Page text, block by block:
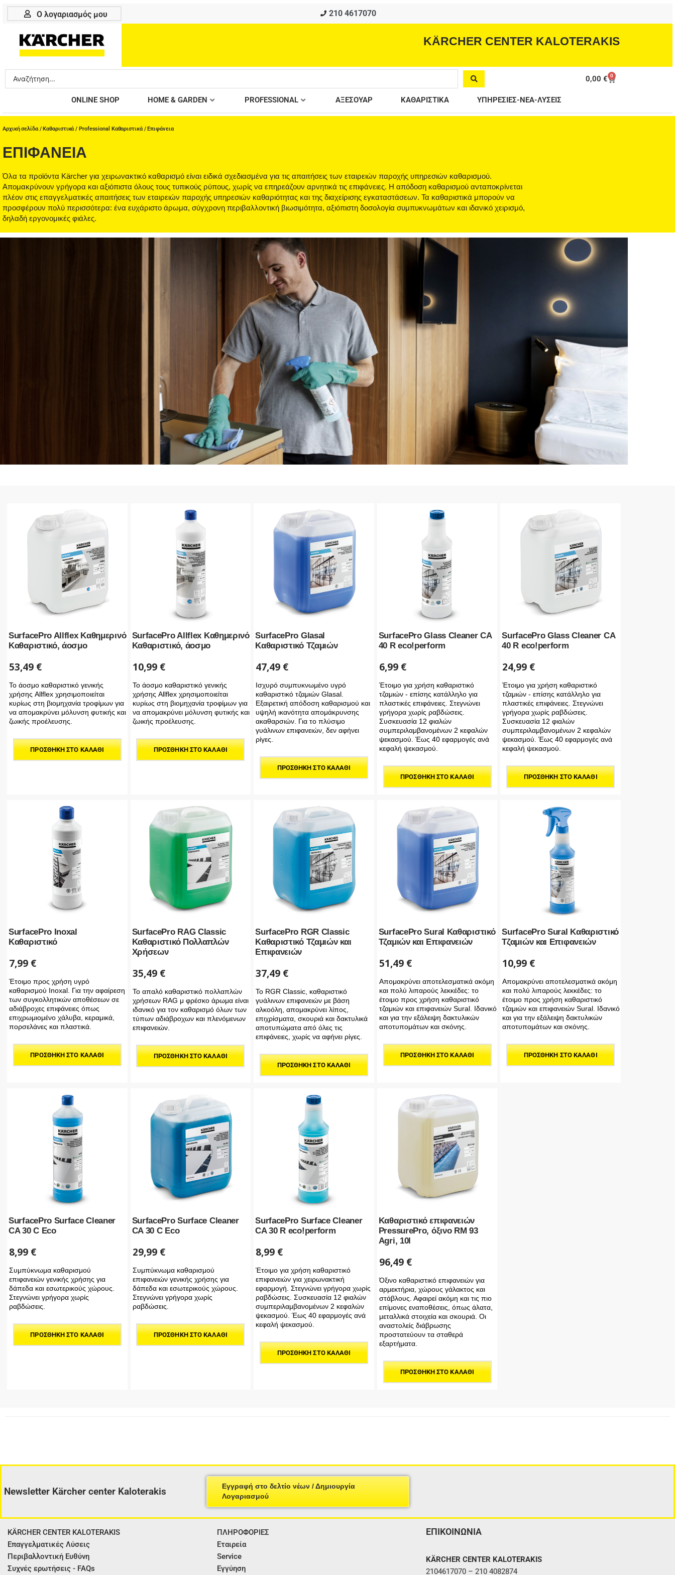
Μετάβαση
Ο λογαριασμός μου 210 4617070
KÄRCHER CENTER KALOTERAKIS
Search
...
0,00€ 0
Cart
ONLINE SHOP HOME & GARDEN PROFESSIONAL ΑΞΕΣΟΥΑΡ ΚΑΘΑΡΙΣΤΙΚΑ ΥΠΗΡΕΣΙΕΣ-ΝΕΑ-ΛΥΣΕΙΣ
Αρχική σελίδα/ Καθαριστικά / Professional Καθαριστικά/ Επιφάνεια
ΕΠΙΦΆΝΕΙΑ
Όλα τα προϊόντα Kärcher για χειρωνακτικό καθαρισμό είναι ειδικά σχεδιασμένα για τις απαιτήσεις των εταιρειών παροχής υπηρεσιών καθαρισμού.
Απομακρύνουν γρήγορα και αξιόπιστα όλους τους τυπικούς ρύπους, χωρίς να επηρεάζουν αρνητικά τις επιφάνειες. Η απόδοση καθαρισμού ανταποκρίνεται
πλέον στις επαγγελματικές απαιτήσεις των εταιρειών παροχής υπηρεσιών καθαριότητας και της διαχείρισης εγκαταστάσεων. Τα καθαριστικά μπορούν να
προσφέρουν πολύ περισσότερα: ένα ευχάριστο άρωμα, σύγχρονη περιβαλλοντική βιωσιμότητα, αξιόπιστη δοσολογία συμπυκνωμάτων και ιδανικό χειρισμό,
δηλαδή εργονομικές φιάλες.
SurfacePro Allflex Καθημερινό
Καθαριστικό, άοσμο
53,49 €
Το άοσμο καθαριστικό γενικής
χρήσης Allflex χρησιμοποιείται
κυρίως στη βιομηχανία τροφίμων για
να απομακρύνει μόλυνση φυτικής και
ζωικής προέλευσης.
ΠΡΟΣΘΉΚΗ ΣΤΟ ΚΑΛΆΘΙ
SurfacePro Allflex Καθημερινό
Καθαριστικό, άοσμο
10,99 €
Το άοσμο καθαριστικό γενικής
χρήσης Allflex χρησιμοποιείται
κυρίως στη βιομηχανία τροφίμων για
να απομακρύνει μόλυνση φυτικής και
ζωικής προέλευσης.
ΠΡΟΣΘΉΚΗ ΣΤΟ ΚΑΛΆΘΙ
SurfacePro Glasal
Καθαριστικό Τζαμιών
47,49 €
Ισχυρό συμπυκνωμένο υγρό
καθαριστικό τζαμιών Glasal.
Εξαιρετική απόδοση καθαρισμού και
υψηλή ικανότητα απομάκρυνσης
ακαθαρσιών. Για το πλύσιμο
γυάλινων επιφανειών, δεν αφήνει
ρίγες.
ΠΡΟΣΘΉΚΗ ΣΤΟ ΚΑΛΆΘΙ
SurfacePro Glass Cleaner CA
40 R eco!perform
6,99 €
Έτοιμο για χρήση καθαριστικό
τζαμιών - επίσης κατάλληλο για
πλαστικές επιφάνειες. Στεγνώνει
γρήγορα χωρίς ραβδώσεις.
Συσκευασία 12 φιαλών
συμπεριλαμβανομένων 2 κεφαλών
ψεκασμού. Έως 40 εφαρμογές ανά
κεφαλή ψεκασμού.
ΠΡΟΣΘΉΚΗ ΣΤΟ ΚΑΛΆΘΙ
SurfacePro Glass Cleaner CA
40 R eco!perform
24,99 €
Έτοιμο για χρήση καθαριστικό
τζαμιών - επίσης κατάλληλο για
πλαστικές επιφάνειες. Στεγνώνει
γρήγορα χωρίς ραβδώσεις.
Συσκευασία 12 φιαλών
συμπεριλαμβανομένων 2 κεφαλών
ψεκασμού. Έως 40 εφαρμογές ανά
κεφαλή ψεκασμού.
ΠΡΟΣΘΉΚΗ ΣΤΟ ΚΑΛΆΘΙ
SurfacePro Inoxal
Καθαριστικό
7,99 €
Έτοιμο προς χρήση υγρό
καθαρισμού Inoxal. Για την αφαίρεση
των συγκολλητικών αποθέσεων σε
αδιάβροχες επιφάνειες όπως
επιχρωμιομένο χάλυβα, κεραμικά,
πορσελάνες και πλαστικά.
ΠΡΟΣΘΉΚΗ ΣΤΟ ΚΑΛΆΘΙ
SurfacePro RAG Classic
Καθαριστικό Πολλαπλών
Χρήσεων
35,49 €
Το απαλό καθαριστικό πολλαπλών
χρήσεων RAG μ φρέσκο άρωμα είναι
ιδανικό για τον καθαρισμό όλων των
τύπων αδιάβροχων και πλενόμενων
επιφανειών.
ΠΡΟΣΘΉΚΗ ΣΤΟ ΚΑΛΆΘΙ
SurfacePro RGR Classic
Καθαριστικό Τζαμιών και
Επιφανειών
37,49 €
Το RGR Classic, καθαριστικό
γυάλινων επιφανειών με βάση
αλκοόλη, απομακρύνει λίπος,
επιχρίσματα, σκουριά και δακτυλικά
αποτυπώματα από όλες τις
επιφάνειες, χωρίς να αφήνει ρίγες.
ΠΡΟΣΘΉΚΗ ΣΤΟ ΚΑΛΆΘΙ
SurfacePro Sural Καθαριστικό
Τζαμιών και Επιφανειών
51,49 €
Aπομακρύνει αποτελεσματικά ακόμη
και πολύ λιπαρούς λεκκέδες: το
έτοιμο προς χρήση καθαριστικό
τζαμιών και επιφανειών Sural. Ιδανικό
και για την εξάλειψη δακτυλικών
αποτυπομάτων και σκόνης.
ΠΡΟΣΘΉΚΗ ΣΤΟ ΚΑΛΆΘΙ
SurfacePro Sural Καθαριστικό
Τζαμιών και Επιφανειών
10,99 €
Aπομακρύνει αποτελεσματικά ακόμη
και πολύ λιπαρούς λεκκέδες: το
έτοιμο προς χρήση καθαριστικό
τζαμιών και επιφανειών Sural. Ιδανικό
και για την εξάλειψη δακτυλικών
αποτυπομάτων και σκόνης.
ΠΡΟΣΘΉΚΗ ΣΤΟ ΚΑΛΆΘΙ
SurfacePro Surface Cleaner
CA 30 C Eco
8,99 €
Συμπύκνωμα καθαρισμού
επιφανειών γενικής χρήσης για
δάπεδα και εσωτερικούς χώρους.
Στεγνώνει γρήγορα χωρίς
ραβδώσεις.
ΠΡΟΣΘΉΚΗ ΣΤΟ ΚΑΛΆΘΙ
SurfacePro Surface Cleaner
CA 30 C Eco
29,99 €
Συμπύκνωμα καθαρισμού
επιφανειών γενικής χρήσης για
δάπεδα και εσωτερικούς χώρους.
Στεγνώνει γρήγορα χωρίς
ραβδώσεις.
ΠΡΟΣΘΉΚΗ ΣΤΟ ΚΑΛΆΘΙ
SurfacePro Surface Cleaner
CA 30 R eco!perform
8,99 €
Έτοιμο για χρήση καθαριστικό
επιφανειών για χειρωνακτική
εφαρμογή. Στεγνώνει γρήγορα χωρίς
ραβδώσεις. Συσκευασία 12 φιαλών
συμπεριλαμβανομένων 2 κεφαλών
ψεκασμού. Έως 40 εφαρμογές ανά
κεφαλή ψεκασμού.
ΠΡΟΣΘΉΚΗ ΣΤΟ ΚΑΛΆΘΙ
Καθαριστικό επιφανειών
PressurePro, όξινο RM 93
Agri, 10l
96,49 €
Όξινο καθαριστικό επιφανειών για
αρμεκτήρια, χώρους γάλακτος και
στάβλους. Αφαιρεί ακόμη και τις πιο
επίμονες εναποθέσεις, όπως άλατα,
μεταλλικά στοιχεία και σκουριά. Οι
αναστολείς διάβρωσης
προστατεύουν τα σταθερά
εξαρτήματα.
ΠΡΟΣΘΉΚΗ ΣΤΟ ΚΑΛΆΘΙ
Newsletter Kärcher center Kaloterakis
Εγγραφή στο δελτίο νέων / Δημιουργία
Λογαριασμού
KÄRCHER CENTER KALOTERAKIS
Επαγγελματικές Λύσεις
Περιβαλλοντική Ευθύνη
Συχνές ερωτήσεις - FAQs
ΠΛΗΡΟΦΟΡΙΕΣ
Εταιρεία
Service
Εγγύηση
ΕΠΙΚΟΙΝΩΝΙΑ
KÄRCHER CENTER KALOTERAKIS
2104617070 – 210 4082874